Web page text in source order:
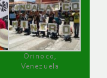
Orinoco,
Venezuela